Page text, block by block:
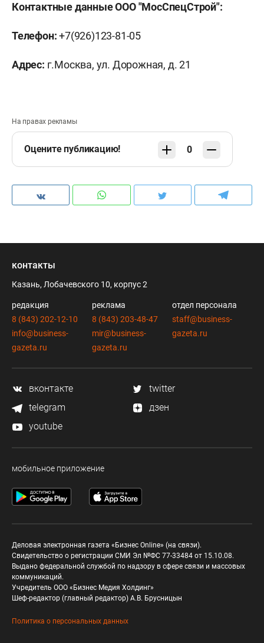
Контактные данныеООО "МосСпецСтрой":
Телефон:+7(926)123-81-05
Адрес: г.Москва, ул. Дорожная, д. 21
На правах рекламы
Оцените публикацию! 0
контакты
Казань, Лобачевского 10, корпус 2
редакция
8 (843) 202-12-10
info@business-
gazeta.ru
реклама
8 (843) 203-48-47
mir@business-
gazeta.ru
отдел персонала
staff@business-
gazeta.ru
вконтакте
twitter
telegram
дзен
youtube
мобильное приложение
Деловая электронная газета «Бизнес Online» (на связи).
Свидетельство о регистрации СМИ Эл №ФС 77-33484 от 15.10.08.
Выдано федеральной службой по надзору в сфере связи и массовых
коммуникаций.
Учредитель ООО «Бизнес Медия Холдинг»
Шеф-редактор (главный редактор) А.В. Брусницын
Политика о персональных данных